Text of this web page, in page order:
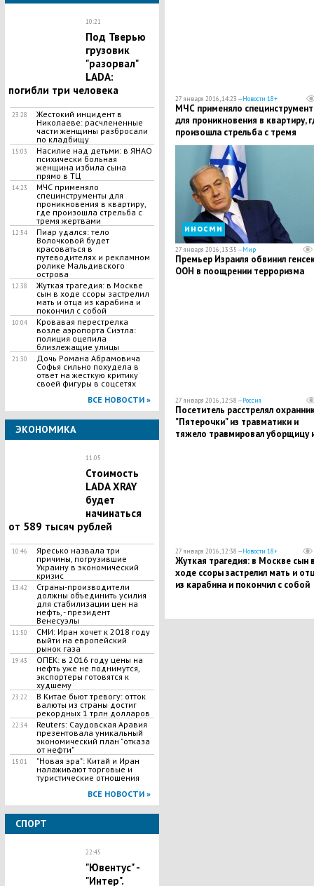
10:21
Под Тверью
грузовик
"разорвал"
LADA:
погибли три человека
23:28
​Жестокий инцидент в
Николаеве: расчлененные
части женщины разбросали
по кладбищу
15:03
Насилие над детьми: в ЯНАО
психически больная
женщина избила сына
прямо в ТЦ
14:23
МЧС применяло
специнструменты для
проникновения в квартиру,
где произошла стрельба с
тремя жертвами
12:54
Пиар удался: тело
Волочковой будет
красоваться в
путеводителях и рекламном
ролике Мальдивского
острова
12:38
Жуткая трагедия: в Москве
сын в ходе ссоры застрелил
мать и отца из карабина и
покончил с собой
10:04
Кровавая перестрелка
возле аэропорта Сиэтла:
полиция оцепила
близлежащие улицы
21:30
Дочь Романа Абрамовича
Софья сильно похудела в
ответ на жесткую критику
своей фигуры в соцсетях
ВСЕ НОВОСТИ »
ЭКОНОМИКА
11:05
Стоимость
LADA XRAY
будет
начинаться
от 589 тысяч рублей
10:46
Яресько назвала три
причины, погрузившие
Украину в экономический
кризис
13:42
Страны-производители
должны объединить усилия
для стабилизации цен на
нефть, - президент
Венесуэлы
11:50
СМИ: Иран хочет к 2018 году
выйти на европейский
рынок газа
19:43
ОПЕК: в 2016 году цены на
нефть уже не поднимутся,
экспортеры готовятся к
худшему
23:22
В Китае бьют тревогу: отток
валюты из страны достиг
рекордных 1 трлн долларов
22:34
Reuters: Саудовская Аравия
презентовала уникальный
экономический план "отказа
от нефти"
15:01
"Новая эра": Китай и Иран
налаживают торговые и
туристические отношения
ВСЕ НОВОСТИ »
СПОРТ
22:45
"Ювентус" -
"Интер".
27 января 2016, 14:23 —Новости 18+
МЧС применяло
для проникновения в квартиру,
произошла стрельба с тремя
жертвами
иносми
27 января 2016, 13:35 —Мир
Премьер Израиля обвинил
ООН в поощрении терроризма
27 января 2016, 12:58 —Россия
Посетитель расстрелял
"Пятерочки" из травматики и
тяжело травмировал уборщицу
27 января 2016, 12:38 —Новости 18+
Жуткая трагедия: в Москве сын
ходе ссоры застрелил мать и
из карабина и покончил с собой